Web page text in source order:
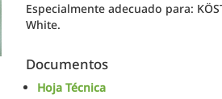
Especialmente adecuado para:
White.
Documentos
Hoja Técnica